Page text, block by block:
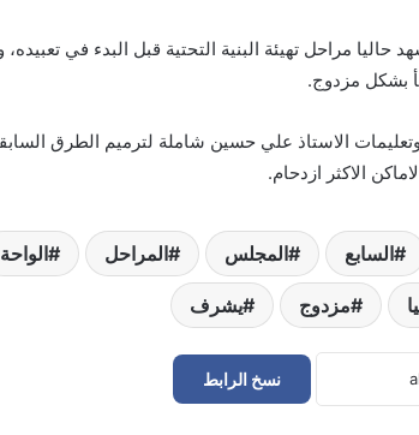
مراحل تهيئة البنية التحتية قبل البدء في
بشكل مزدوج.
الاستاذ علي حسين شاملة لترميم الطرق
الاكثر ازدحام.
السابع المجلس المراحل الواحة
مزدوج يشرف
نسخ الرابط
حراك سوق الجمعة يعلن إعادة فتح